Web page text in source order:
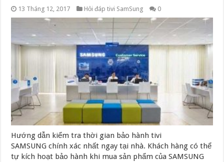
13 Tháng 12, 2017 Hỏi đáp tivi SamSung 0
Hướng dẫn kiểm tra thời gian bảo hành tivi
SAMSUNG chính xác nhất ngay tại nhà. Khách hàng có thể
tự kích hoạt bảo hành khi mua sản phẩm của SAMSUNG